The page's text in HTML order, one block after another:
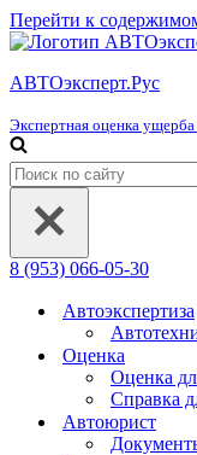
Перейти к
АВТОэксперт.Рус
Экспертная оценка ущерба
Искать...
8 (953) 066-05-30
Автоэкспертиза
Оценка
Оценка
Справка
Автоюрист